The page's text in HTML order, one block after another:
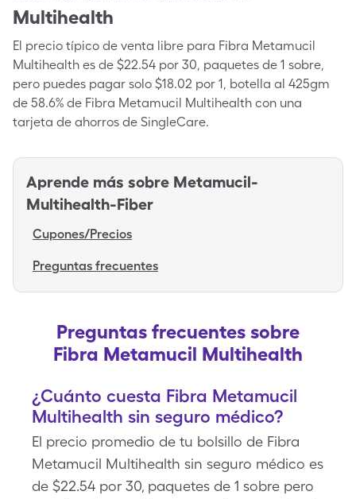
Multihealth
El precio típico de venta libre para Fibra Metamucil
Multihealth es de $22.54 por 30, paquetes de 1 sobre,
pero puedes pagar solo $18.02 por 1, botella al 425gm
de 58.6% de Fibra Metamucil Multihealth con una
tarjeta de ahorros de SingleCare.
Aprende más sobre Metamucil-
Multihealth-Fiber
Cupones/Precios
Preguntas frecuentes
Preguntas frecuentes sobre
Fibra Metamucil Multihealth
¿Cuánto cuesta Fibra Metamucil
Multihealth sin seguro médico?
El precio promedio de tu bolsillo de Fibra
Metamucil Multihealth sin seguro médico es
de $22.54 por 30, paquetes de 1 sobre pero